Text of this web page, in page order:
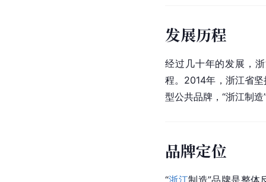
发展历程
经过几十年的发展，
程。2014年， 浙江省
型公共品牌，“浙江制造
品牌定位
“浙江制造”品牌是整体